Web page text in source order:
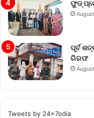
ଫୁଡ୍
ପୂର୍ବ
ଗିରଫ
Tweets by 24x7odia